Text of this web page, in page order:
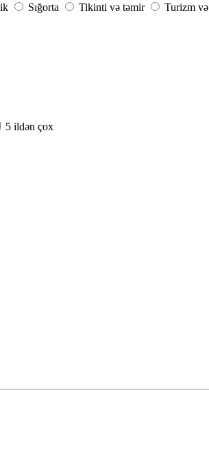
Sığorta Tikinti və təmir Turizm
5 ildən çox